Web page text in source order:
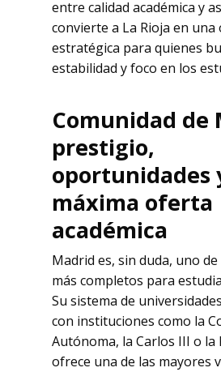
en el
entre calidad académica y
convierte a La Rioja en una
estratégica para quienes
estabilidad y foco en los
Comunidad de
prestigio,
oportunidades
máxima oferta
académica
Madrid es, sin duda, uno
más completos para
Su sistema de
con instituciones como la
Autónoma, la Carlos III o
ofrece una de las mayores